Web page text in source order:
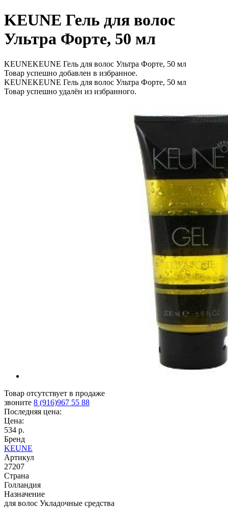
KEUNE Гель для волос
Ультра Форте, 50 мл
KEUNEKEUNE Гель для волос Ультра Форте, 50 мл
Товар успешно добавлен в избранное.
KEUNEKEUNE Гель для волос Ультра Форте, 50 мл
Товар успешно удалён из избранного.
Товар отсутствует в продаже
звоните 8 (916)967 55 88
Последняя цена:
Цена:
534 р.
Бренд
KEUNE
Артикул
27207
Страна
Голландия
Назначение
для волос Укладочные средства